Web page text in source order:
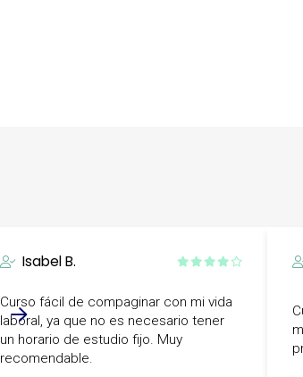
Isabel B.
Curso fácil de compaginar con mi vida
laboral, ya que no es necesario tener
un horario de estudio fijo. Muy
recomendable.